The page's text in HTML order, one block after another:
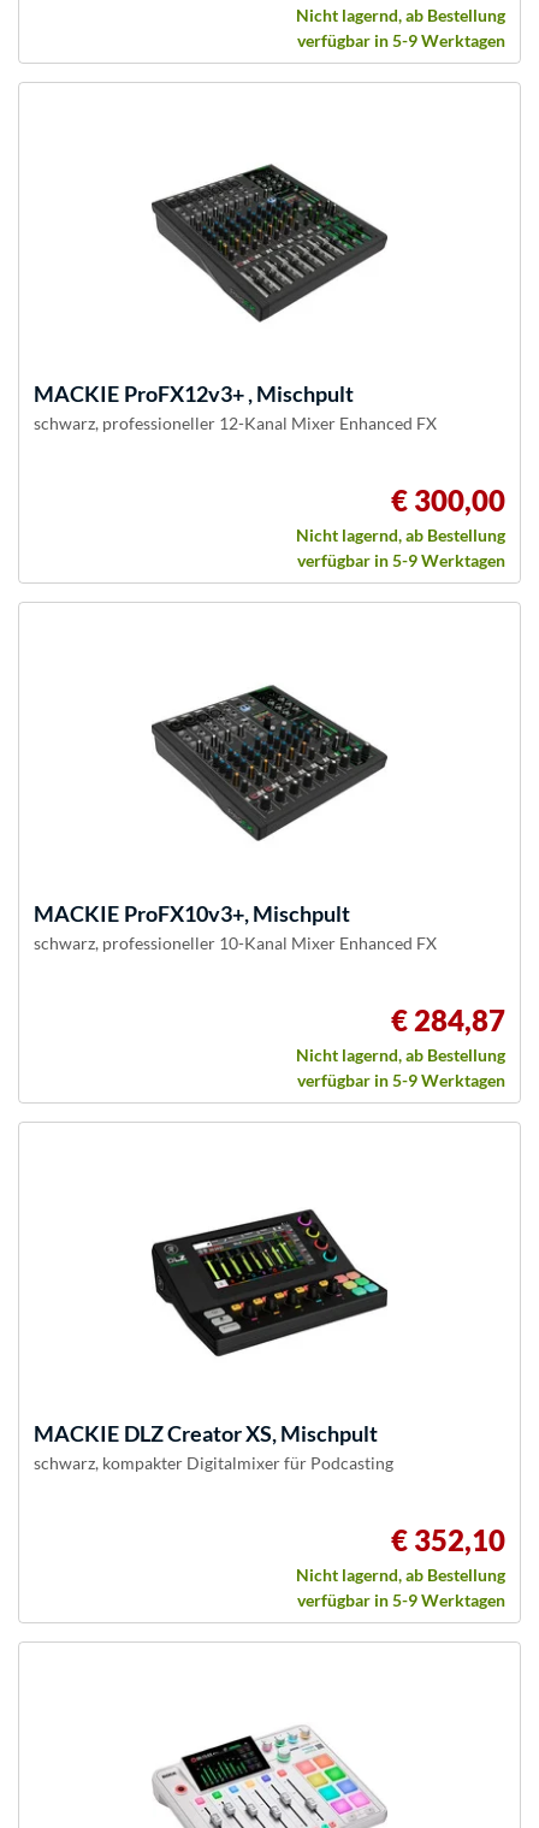
Nicht lagernd, ab Bestellung
verfügbar in 5-9 Werktagen
MACKIE ProFX12v3+ , Mischpult
schwarz, professioneller 12-Kanal Mixer Enhanced FX
€ 300,00
Nicht lagernd, ab Bestellung
verfügbar in 5-9 Werktagen
MACKIE ProFX10v3+, Mischpult
schwarz, professioneller 10-Kanal Mixer Enhanced FX
€ 284,87
Nicht lagernd, ab Bestellung
verfügbar in 5-9 Werktagen
MACKIE DLZ Creator XS, Mischpult
schwarz, kompakter Digitalmixer für Podcasting
€ 352,10
Nicht lagernd, ab Bestellung
verfügbar in 5-9 Werktagen